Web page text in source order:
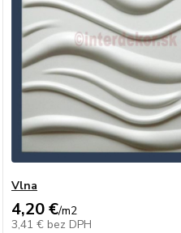
Vlna
4,20 €/m2
3,41 € bez DPH